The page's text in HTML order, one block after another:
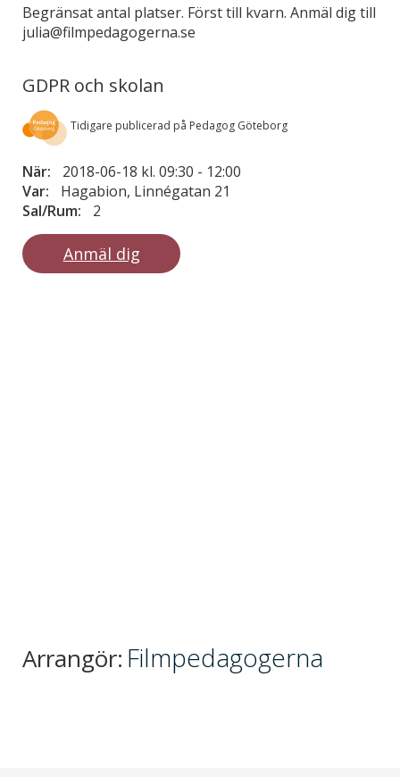
Begränsat antal platser. Först till kvarn. Anmäl dig till
julia@filmpedagogerna.se
GDPR och skolan
Tidigare publicerad på Pedagog Göteborg
När: 2018-06-18 kl. 09:30 - 12:00
Var:
Hagabion, Linnégatan 21
Sal/Rum:
2
Anmäl dig
Arrangör: Filmpedagogerna